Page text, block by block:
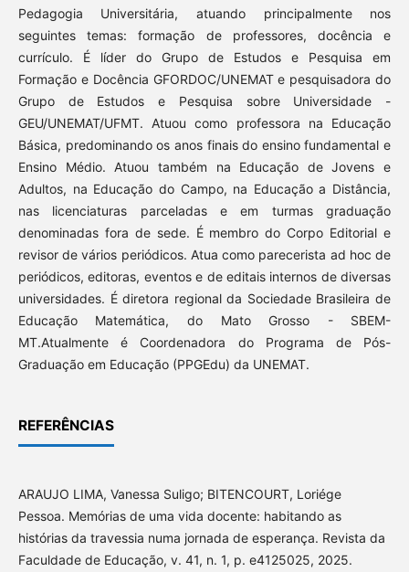
Pedagogia Universitária, atuando principalmente nos
seguintes temas: formação de professores, docência e
currículo. É líder do Grupo de Estudos e Pesquisa em
Formação e Docência GFORDOC/UNEMAT e pesquisadora do
Grupo de Estudos e Pesquisa sobre Universidade -
GEU/UNEMAT/UFMT. Atuou como professora na Educação
Básica, predominando os anos finais do ensino fundamental e
Ensino Médio. Atuou também na Educação de Jovens e
Adultos, na Educação do Campo, na Educação a Distância,
nas licenciaturas parceladas e em turmas graduação
denominadas fora de sede. É membro do Corpo Editorial e
revisor de vários periódicos. Atua como parecerista ad hoc de
periódicos, editoras, eventos e de editais internos de diversas
universidades. É diretora regional da Sociedade Brasileira de
Educação Matemática, do Mato Grosso - SBEM-
MT.Atualmente é Coordenadora do Programa de Pós-
Graduação em Educação (PPGEdu) da UNEMAT.
REFERÊNCIAS
ARAUJO LIMA, Vanessa Suligo; BITENCOURT, Loriége
Pessoa. Memórias de uma vida docente: habitando as
histórias da travessia numa jornada de esperança. Revista da
Faculdade de Educação, v. 41, n. 1, p. e4125025, 2025.